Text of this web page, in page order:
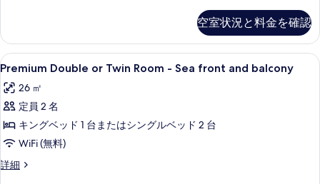
を
表
示
す
る
細
空室状況と料金を確認
Premium
Double
or
Twin
Room
-
Sea
front
1 室のベッドルーム、エジプト綿の
9
Premium Double or Twin Room - Sea front and balcony
26 ㎡
定員 2 名
キングベッド 1 台またはシングルベッド 2 台
WiFi (無料)
詳細
Premium